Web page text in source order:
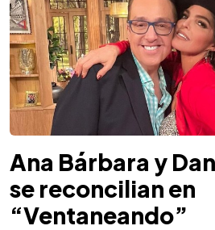
Ana Bárbara y
se reconcilian en
“Ventaneando”